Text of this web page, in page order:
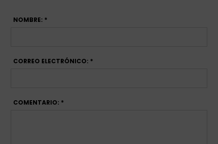
NOMBRE: *
CORREO ELECTRÓNICO: *
COMENTARIO: *